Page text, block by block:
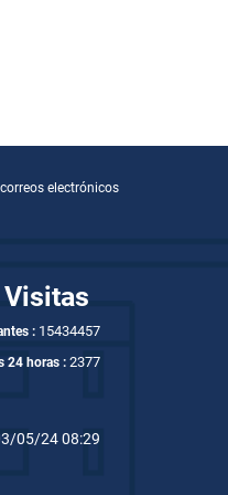
electrónicos
: 15434457
24 horas : 2377
05/24 08:29